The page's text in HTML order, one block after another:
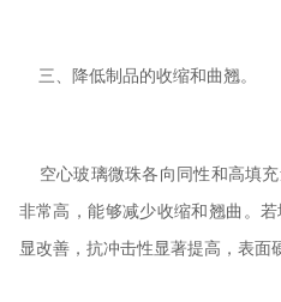
三、降低制品的收缩和曲翘。
空心玻璃微珠各向同性和高填
非常高，能够减少收缩和翘曲。
显改善，抗冲击性显著提高，表面